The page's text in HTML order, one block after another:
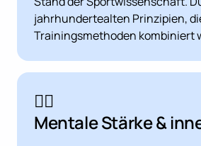
jahrhundertealten Prinzipien,
Trainingsmethoden kombiniert
🧘‍♀️
Mentale Stärke &